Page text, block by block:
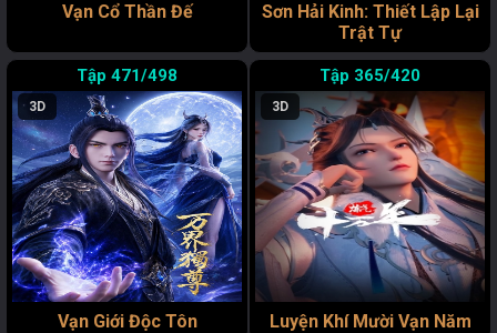
Vạn Cổ Thần Đế
Sơn Hải Kinh: Thiết Lập Lại
Trật Tự
471/498
3D
Vạn Giới Độc Tôn
365/420
3D
Luyện Khí Mười Vạn Năm